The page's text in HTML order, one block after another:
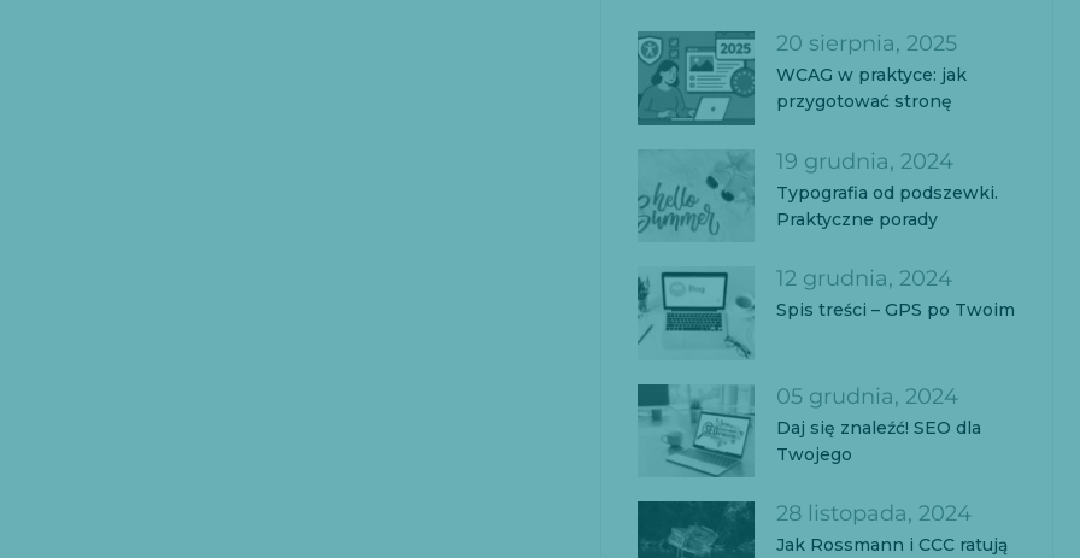
20 sierpnia, 2025
WCAG w praktyce: jak
przygotować stronę
19 grudnia, 2024
Typografia od podszewki.
Praktyczne porady
12 grudnia, 2024
Spis treści – GPS po Twoim
05 grudnia, 2024
Daj się znaleźć! SEO dla
Twojego
28 listopada, 2024
Jak Rossmann i CCC ratują